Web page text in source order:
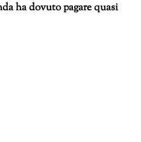
ha dovuto pagare quasi